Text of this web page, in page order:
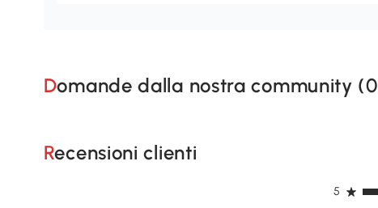
Domande dalla nostra community (0
Recensioni clienti
5